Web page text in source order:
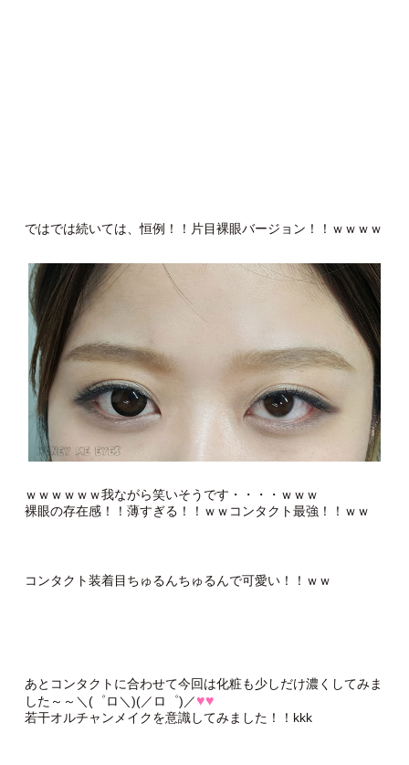
ではでは続いては、恒例！！片目裸眼バージョン！！ｗｗｗｗ
ｗｗｗｗｗｗ我ながら笑いそうです・・・・ｗｗｗ
裸眼の存在感！！薄すぎる！！ｗｗコンタクト最強！！ｗｗ
コンタクト装着目ちゅるんちゅるんで可愛い！！ｗｗ
あとコンタクトに合わせて今回は化粧も少しだけ濃くしてみま
した～～＼(゜ロ＼)(／ロ゜)／♥♥
若干オルチャンメイクを意識してみました！！kkk